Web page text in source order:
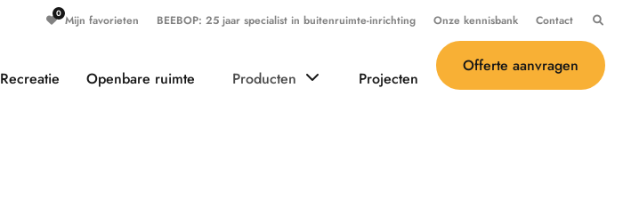
Mijn favorieten BEEBOP: 25 jaar specialist in buitenruimte-inrichting Onze kennisbank Contact
Offerte aanvragen
Recreatie Openbare ruimte Producten Projecten